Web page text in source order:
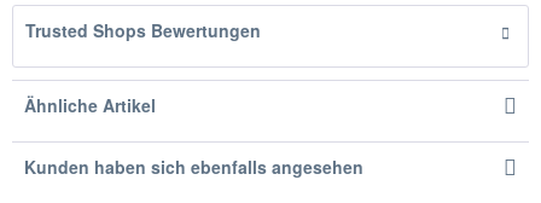
Trusted Shops Bewertungen
Ähnliche Artikel
Kunden haben sich ebenfalls angesehen